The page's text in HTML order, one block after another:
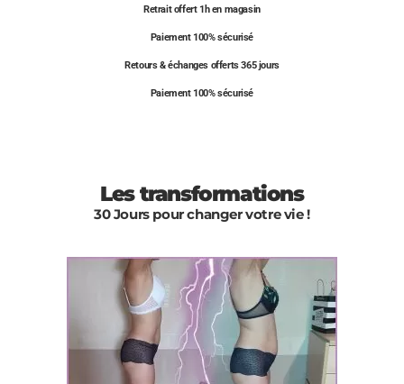
Retrait offert 1h en magasin
Paiement 100% sécurisé
Retours & échanges offerts 365 jours
Paiement 100% sécurisé
Les transformations
30 Jours pour changer votre vie !